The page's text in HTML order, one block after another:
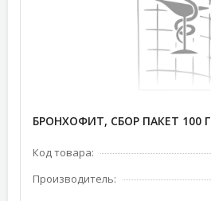
БРОНХОФИТ, СБОР ПАКЕТ 100 Г
Код товара:
Производитель: